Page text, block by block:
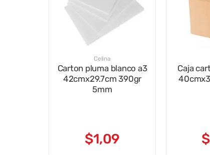
Celina
Carton pluma blanco a3
42cmx29.7cm 390gr
5mm
$1,09
Caja
$